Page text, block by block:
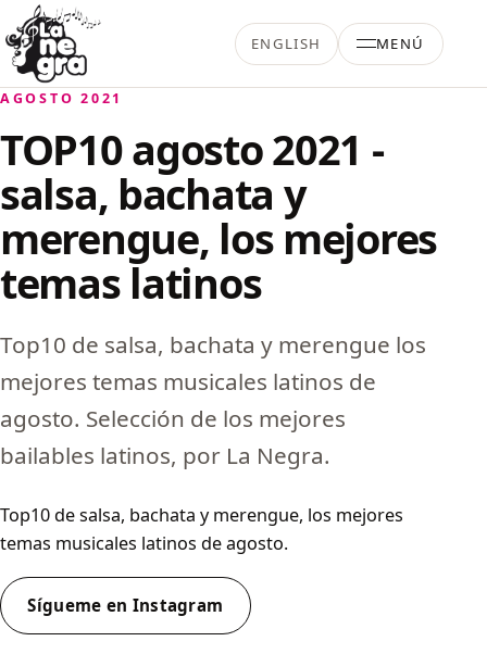
Saltar al contenido
La Negra Salsa
ENGLISH MENÚ
AGOSTO 2021
TOP10 agosto 2021 -
salsa, bachata y
merengue, los mejores
temas latinos
Top10 de salsa, bachata y merengue los
mejores temas musicales latinos de
agosto. Selección de los mejores
bailables latinos, por La Negra.
Top10 de salsa, bachata y merengue, los mejores
temas musicales latinos de agosto.
Sígueme en Instagram